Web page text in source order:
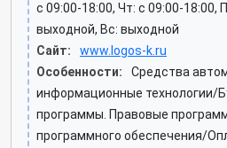
c 09:00-18:00, Чт: c 09:00-18:00,
выходной, Вс: выходной
Сайт:
www.logos-k.ru
Особенности:
Средства
информационные технологии/
программы. Правовые
программного обеспечения/